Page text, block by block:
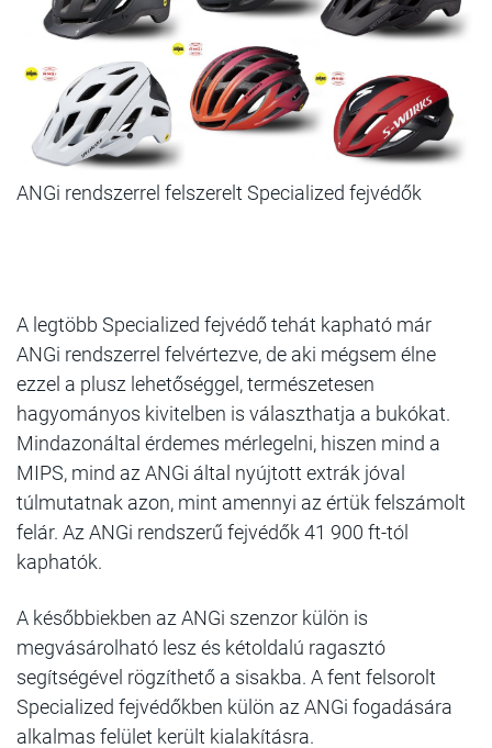
ANGi rendszerrel felszerelt Specialized fejvédők
A legtöbb Specialized fejvédő tehát kapható már
ANGi rendszerrel felvértezve, de aki mégsem élne
ezzel a plusz lehetőséggel, természetesen
hagyományos kivitelben is választhatja a bukókat.
Mindazonáltal érdemes mérlegelni, hiszen mind a
MIPS, mind az ANGi által nyújtott extrák jóval
túlmutatnak azon, mint amennyi az értük felszámolt
felár. Az ANGi rendszerű fejvédők 41 900 ft-tól
kaphatók.
A későbbiekben az ANGi szenzor külön is
megvásárolható lesz és kétoldalú ragasztó
segítségével rögzíthető a sisakba. A fent felsorolt
Specialized fejvédőkben külön az ANGi fogadására
alkalmas felület került kialakításra.